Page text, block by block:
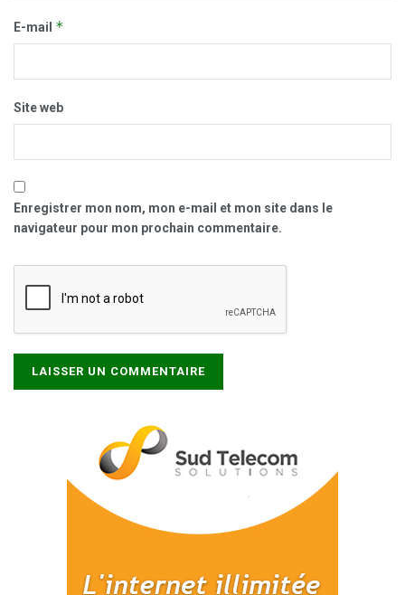
E-mail *
Site web
Enregistrer mon nom, mon e-mail et mon site dans le
navigateur pour mon prochain commentaire.